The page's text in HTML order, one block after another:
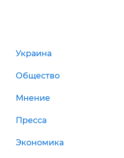
Украина
Общество
Мнение
Пресса
Экономика